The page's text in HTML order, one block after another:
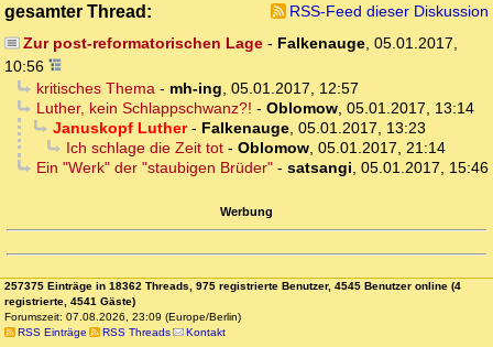
gesamter Thread:
RSS-Feed dieser Diskussion
Zur post-reformatorischen Lage- Falkenauge, 05.01.2017,
10:56
kritisches Thema- mh-ing, 05.01.2017, 12:57
Luther, kein Schlappschwanz?! - Oblomow, 05.01.2017, 13:14
Januskopf Luther- Falkenauge, 05.01.2017, 13:23
Ich schlage die Zeit tot- Oblomow, 05.01.2017, 21:14
Ein "Werk" der "staubigen Brüder"- satsangi, 05.01.2017, 15:46
Werbung
257375 Einträge in 18362 Threads, 975 registrierte Benutzer, 4545 Benutzer online (4
registrierte, 4541 Gäste)
Forumszeit: 07.08.2026, 23:09 (Europe/Berlin)
RSS Einträge
RSS Threads Kontakt